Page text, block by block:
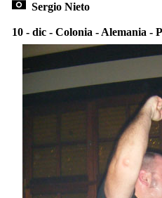
Sergio Nieto
10 - dic - Colonia - Alemania -